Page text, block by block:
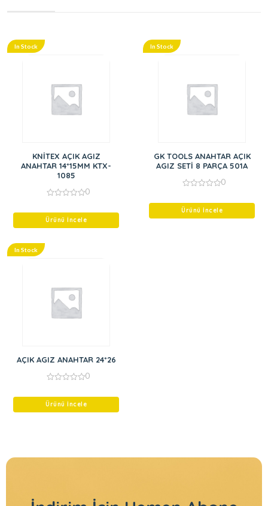
In Stock
KNİTEX AÇIK AGIZ
ANAHTAR 14*15MM KTX-
1085
of
0
Ürünü İncele
In Stock
GK TOOLS ANAHTAR AÇIK
AGIZ SETİ 8 PARÇA 501A
of
0
Ürünü İncele
In Stock
AÇIK AGIZ ANAHTAR 24*26
of
0
Ürünü İncele